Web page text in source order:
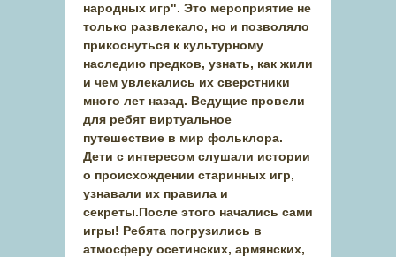
народных игр". Это мероприятие не
только развлекало, но и позволяло
прикоснуться к культурному
наследию предков, узнать, как жили
и чем увлекались их сверстники
много лет назад. Ведущие провели
для ребят виртуальное
путешествие в мир фольклора.
Дети с интересом слушали истории
о происхождении старинных игр,
узнавали их правила и
секреты.После этого начались сами
игры! Ребята погрузились в
атмосферу осетинских, армянских,